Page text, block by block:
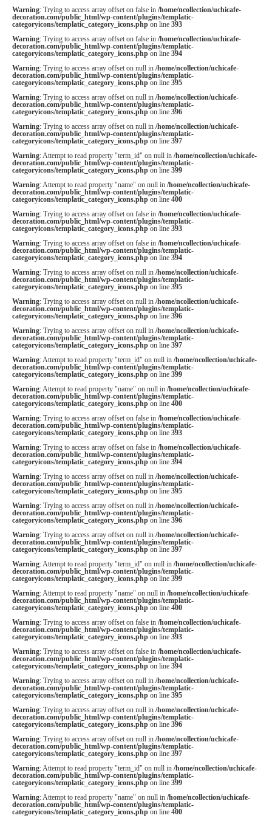
Warning: Trying to access array offset on false in /home/ncollection/uchicafe-
decoration.com/public_html/wp-content/plugins/templatic-
categoryicons/templatic_category_icons.phpon line 393
Warning: Trying to access array offset on false in /home/ncollection/uchicafe-
decoration.com/public_html/wp-content/plugins/templatic-
categoryicons/templatic_category_icons.phpon line 394
Warning: Trying to access array offset on null in /home/ncollection/uchicafe-
decoration.com/public_html/wp-content/plugins/templatic-
categoryicons/templatic_category_icons.phpon line 395
Warning: Trying to access array offset on null in /home/ncollection/uchicafe-
decoration.com/public_html/wp-content/plugins/templatic-
categoryicons/templatic_category_icons.phpon line 396
Warning: Trying to access array offset on null in /home/ncollection/uchicafe-
decoration.com/public_html/wp-content/plugins/templatic-
categoryicons/templatic_category_icons.phpon line 397
Warning: Attempt to read property "term_id" on null in /home/ncollection/uchicafe-
decoration.com/public_html/wp-content/plugins/templatic-
categoryicons/templatic_category_icons.phpon line 399
Warning: Attempt to read property "name" on null in /home/ncollection/uchicafe-
decoration.com/public_html/wp-content/plugins/templatic-
categoryicons/templatic_category_icons.phpon line 400
Warning: Trying to access array offset on false in /home/ncollection/uchicafe-
decoration.com/public_html/wp-content/plugins/templatic-
categoryicons/templatic_category_icons.phpon line 393
Warning: Trying to access array offset on false in /home/ncollection/uchicafe-
decoration.com/public_html/wp-content/plugins/templatic-
categoryicons/templatic_category_icons.phpon line 394
Warning: Trying to access array offset on null in /home/ncollection/uchicafe-
decoration.com/public_html/wp-content/plugins/templatic-
categoryicons/templatic_category_icons.phpon line 395
Warning: Trying to access array offset on null in /home/ncollection/uchicafe-
decoration.com/public_html/wp-content/plugins/templatic-
categoryicons/templatic_category_icons.phpon line 396
Warning: Trying to access array offset on null in /home/ncollection/uchicafe-
decoration.com/public_html/wp-content/plugins/templatic-
categoryicons/templatic_category_icons.phpon line 397
Warning: Attempt to read property "term_id" on null in /home/ncollection/uchicafe-
decoration.com/public_html/wp-content/plugins/templatic-
categoryicons/templatic_category_icons.phpon line 399
Warning: Attempt to read property "name" on null in /home/ncollection/uchicafe-
decoration.com/public_html/wp-content/plugins/templatic-
categoryicons/templatic_category_icons.phpon line 400
Warning: Trying to access array offset on false in /home/ncollection/uchicafe-
decoration.com/public_html/wp-content/plugins/templatic-
categoryicons/templatic_category_icons.phpon line 393
Warning: Trying to access array offset on false in /home/ncollection/uchicafe-
decoration.com/public_html/wp-content/plugins/templatic-
categoryicons/templatic_category_icons.phpon line 394
Warning: Trying to access array offset on null in /home/ncollection/uchicafe-
decoration.com/public_html/wp-content/plugins/templatic-
categoryicons/templatic_category_icons.phpon line 395
Warning: Trying to access array offset on null in /home/ncollection/uchicafe-
decoration.com/public_html/wp-content/plugins/templatic-
categoryicons/templatic_category_icons.phpon line 396
Warning: Trying to access array offset on null in /home/ncollection/uchicafe-
decoration.com/public_html/wp-content/plugins/templatic-
categoryicons/templatic_category_icons.phpon line 397
Warning: Attempt to read property "term_id" on null in /home/ncollection/uchicafe-
decoration.com/public_html/wp-content/plugins/templatic-
categoryicons/templatic_category_icons.phpon line 399
Warning: Attempt to read property "name" on null in /home/ncollection/uchicafe-
decoration.com/public_html/wp-content/plugins/templatic-
categoryicons/templatic_category_icons.phpon line 400
Warning: Trying to access array offset on false in /home/ncollection/uchicafe-
decoration.com/public_html/wp-content/plugins/templatic-
categoryicons/templatic_category_icons.phpon line 393
Warning: Trying to access array offset on false in /home/ncollection/uchicafe-
decoration.com/public_html/wp-content/plugins/templatic-
categoryicons/templatic_category_icons.phpon line 394
Warning: Trying to access array offset on null in /home/ncollection/uchicafe-
decoration.com/public_html/wp-content/plugins/templatic-
categoryicons/templatic_category_icons.phpon line 395
Warning: Trying to access array offset on null in /home/ncollection/uchicafe-
decoration.com/public_html/wp-content/plugins/templatic-
categoryicons/templatic_category_icons.phpon line 396
Warning: Trying to access array offset on null in /home/ncollection/uchicafe-
decoration.com/public_html/wp-content/plugins/templatic-
categoryicons/templatic_category_icons.phpon line 397
Warning: Attempt to read property "term_id" on null in /home/ncollection/uchicafe-
decoration.com/public_html/wp-content/plugins/templatic-
categoryicons/templatic_category_icons.phpon line 399
Warning: Attempt to read property "name" on null in /home/ncollection/uchicafe-
decoration.com/public_html/wp-content/plugins/templatic-
categoryicons/templatic_category_icons.phpon line 400